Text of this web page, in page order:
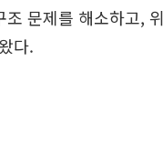
문제를 해소하고,
다.